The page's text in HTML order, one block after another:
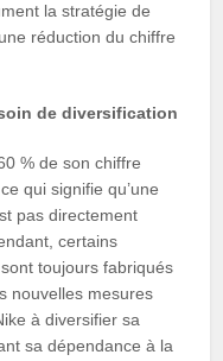
la stratégie de
réduction du chiffre
de diversification
% de son chiffre
qui signifie qu’une
pas directement
certains
toujours fabriqués
nouvelles mesures
à diversifier sa
sa dépendance à la